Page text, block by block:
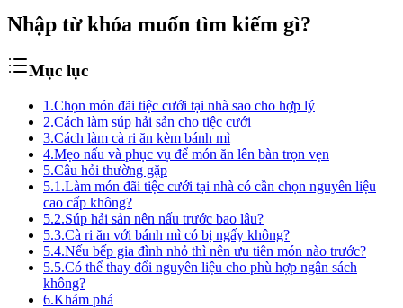
Nhập từ khóa muốn tìm kiếm gì?
Mục lục
1.Chọn món đãi tiệc cưới tại nhà sao cho hợp lý
2.Cách làm súp hải sản cho tiệc cưới
3.Cách làm cà ri ăn kèm bánh mì
4.Mẹo nấu và phục vụ để món ăn lên bàn trọn vẹn
5.Câu hỏi thường gặp
5.1.Làm món đãi tiệc cưới tại nhà có cần chọn nguyên liệu
cao cấp không?
5.2.Súp hải sản nên nấu trước bao lâu?
5.3.Cà ri ăn với bánh mì có bị ngấy không?
5.4.Nếu bếp gia đình nhỏ thì nên ưu tiên món nào trước?
5.5.Có thể thay đổi nguyên liệu cho phù hợp ngân sách
không?
6.Khám phá